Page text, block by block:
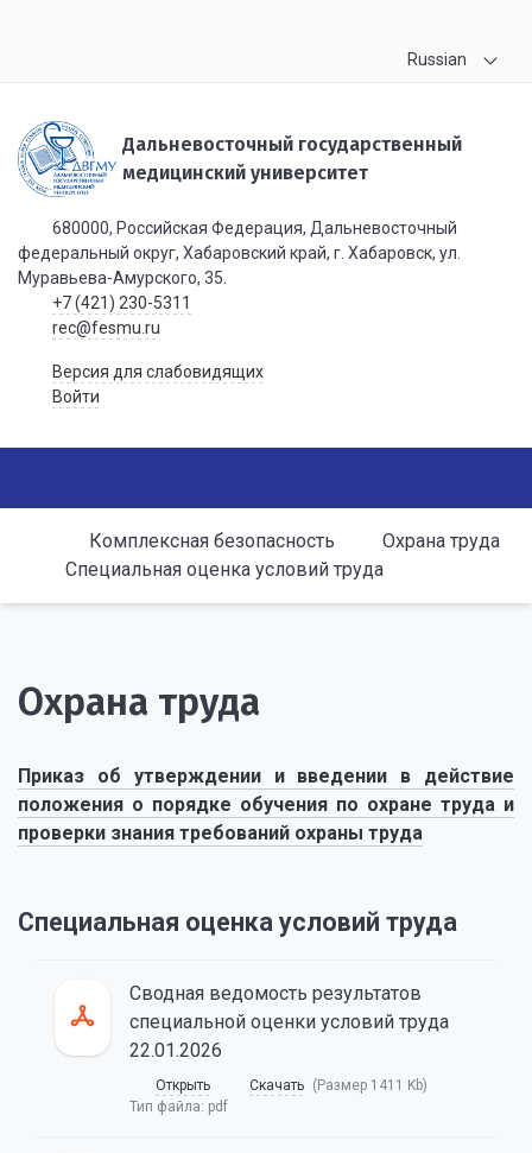
Russian
Дальневосточный государственный
медицинский университет
680000, Российская Федерация, Дальневосточный
федеральный округ, Хабаровский край, г. Хабаровск, ул.
Муравьева-Амурского, 35.
+7 (421) 230-5311
rec@fesmu.ru
Версия для слабовидящих
Войти
Комплексная безопасность
Охрана труда
Специальная оценка условий труда
Охрана труда
Приказ об утверждении и введении в действие
положения о порядке обучения по охране труда и
проверки знания требований охраны труда
Специальная оценка условий труда
Сводная ведомость результатов
специальной оценки условий труда
22.01.2026
Открыть Скачать (Размер 1411 Kb)
Тип файла: pdf